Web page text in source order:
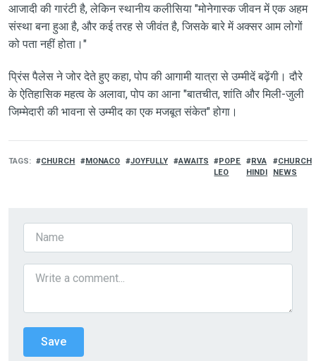
आजादी की गारंटी है, लेकिन स्थानीय कलीसिया "मोनेगास्क जीवन में एक अहम
संस्था बना हुआ है, और कई तरह से जीवंत है, जिसके बारे में अक्सर आम लोगों
को पता नहीं होता।"
प्रिंस पैलेस ने जोर देते हुए कहा, पोप की आगामी यात्रा से उम्मीदें बढ़ेंगी। दौरे
के ऐतिहासिक महत्व के अलावा, पोप का आना "बातचीत, शांति और मिली-जुली
जिम्मेदारी की भावना से उम्मीद का एक मजबूत संकेत" होगा।
TAGS CHURCH MONACO JOYFULLY AWAITS
POPE
LEO
RVA
HINDI
CHURCH
NEWS